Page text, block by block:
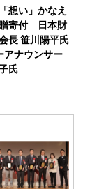
想い」かなえ
寄付 日本財
長 笹川陽平氏
アナウンサー
氏